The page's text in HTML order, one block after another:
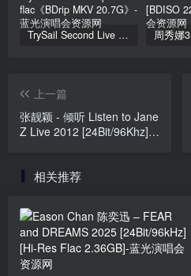
TrySail Second Live Tour “The Travels Of Trysail” 2018 1080p Hi10P flac《BDrip MKV 20.7G》
上一篇
张靓颖 - 倾听 Listen to Jane
Z Live 2012 [24Bit/96Khz]
相关推荐